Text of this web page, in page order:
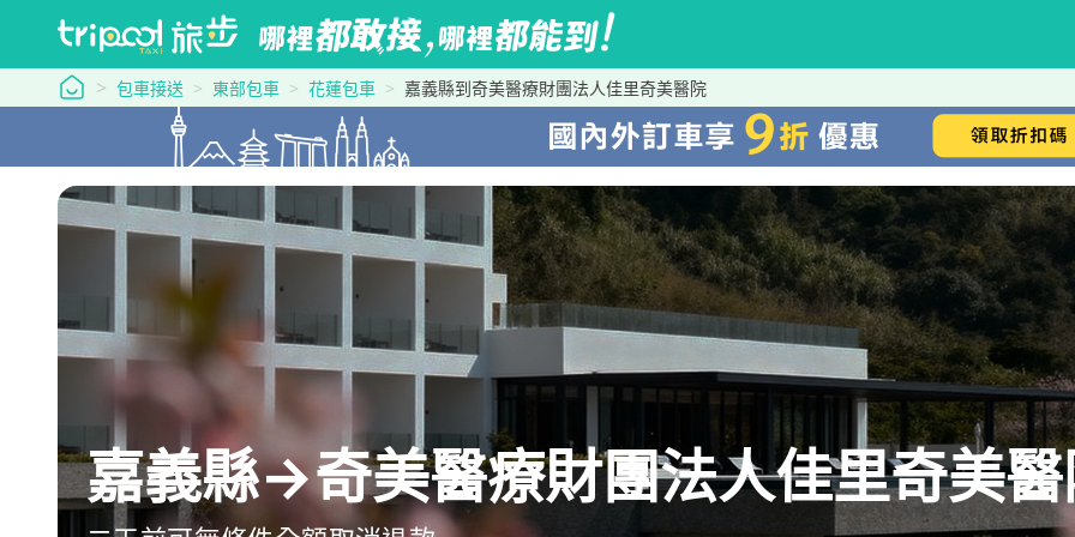
tripool 旅步
包車接送 東部包車 花蓮包車 嘉義縣到奇美醫療財團法人佳里奇美醫院
嘉義縣→奇美醫療財團法人佳里奇美